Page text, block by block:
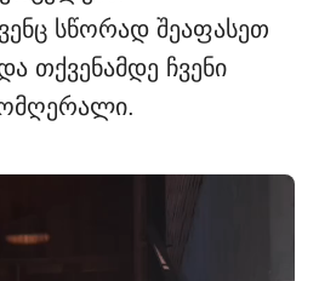
სწორად შეაფასეთ
თქვენამდე ჩვენი